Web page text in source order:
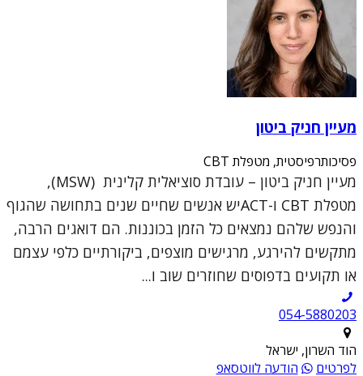
מעיין חניק ביטון
פסיכותרפיסטית, מטפלת CBT
מעיין חניק ביטון – עובדת סוציאלית קלינית (MSW),
מטפלת CBT ו-ACTיש אנשים שחיים שנים בתחושה שהגוף
והנפש שלהם נמצאים כל הזמן בכוננות. הם דואגים הרבה,
מתקשים להירגע, מרגישים מוצפים, ביקורתיים כלפי עצמם
או תקועים בדפוסים שחוזרים שוב ו...
054-5880203
הוד השרון, ישראל
לפרטים
הודעה לווטסאפ